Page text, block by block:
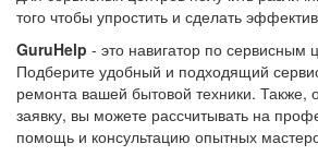
того чтобы упростить и сделать
GuruHelp - это навигатор по сервисным
Подберите удобный и подходящий
ремонта вашей бытовой техники. Также,
заявку, вы можете рассчитывать на
помощь и консультацию опытных